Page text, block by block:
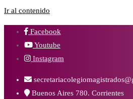
Ir al contenido
Facebook
Youtube
Instagram
Buenos Aires 780. Corrientes